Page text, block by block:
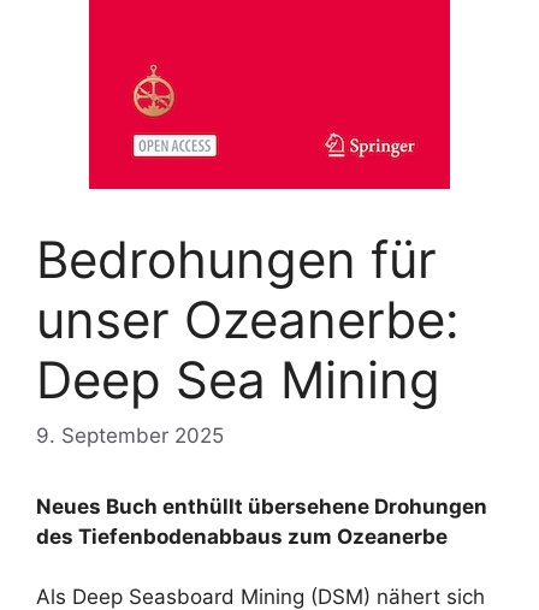
Bedrohungen für
unser Ozeanerbe:
Deep Sea Mining
9. September 2025
Neues Buch enthüllt übersehene Drohungen
des Tiefenbodenabbaus zum Ozeanerbe
Als Deep Seasboard Mining (DSM) nähert sich